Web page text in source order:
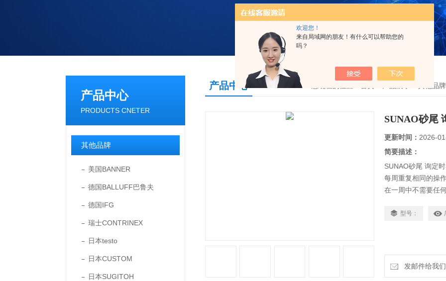
欢迎您！
来自局域网的朋友！有什么可以帮助您的
吗？
产品中心
PRODUCTS CNETER
其他品牌
美国BANNER
德国BALLUFF巴鲁夫
德国IFG
瑞士CONTRINEX
日本testo
日本CUSTOM
日本SUGITOH
产品中心 其他品牌
SUNAO砂尾
更新时间： 2026-
简要描述：
SUNAO砂尾 询定
每周重复相同的操作
在一周中不需要任
电源电压交流
环境温度-10°C~50°C
型号：
发邮件给我